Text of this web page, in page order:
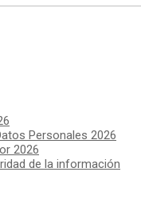
Personales 2026
2026
de la información